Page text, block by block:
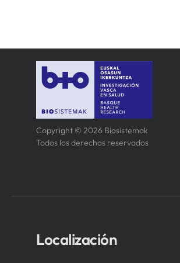
Copyright © 2026 Biosistemak
Todos los derechos reservados
Localización